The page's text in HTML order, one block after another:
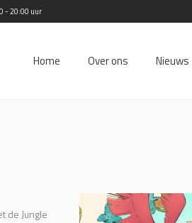
- 20:00 uur
Home Over ons Nieuws
de Jungle